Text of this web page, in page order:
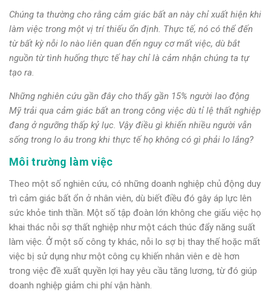
Chúng ta thường cho rằng cảm giác bất an này chỉ xuất hiện khi
làm việc trong một vị trí thiếu ổn định. Thực tế, nó có thể đến
từ bất kỳ nỗi lo nào liên quan đến nguy cơ mất việc, dù bắt
nguồn từ tình huống thực tế hay chỉ là cảm nhận chúng ta tự
tạo ra.
Những nghiên cứu gần đây cho thấy gần 15% người lao động
Mỹ trải qua cảm giác bất an trong công việc dù tỉ lệ thất nghiệp
đang ở ngưỡng thấp kỷ lục. Vậy điều gì khiến nhiều người vẫn
sống trong lo âu trong khi thực tế họ không có gì phải lo lắng?
Môi trường làm việc
Theo một số nghiên cứu, có những doanh nghiệp chủ động duy
trì cảm giác bất ổn ở nhân viên, dù biết điều đó gây áp lực lên
sức khỏe tinh thần. Một số tập đoàn lớn không che giấu việc họ
khai thác nỗi sợ thất nghiệp như một cách thúc đẩy năng suất
làm việc. Ở một số công ty khác, nỗi lo sợ bị thay thế hoặc mất
việc bị sử dụng như một công cụ khiến nhân viên e dè hơn
trong việc đề xuất quyền lợi hay yêu cầu tăng lương, từ đó giúp
doanh nghiệp giảm chi phí vận hành.